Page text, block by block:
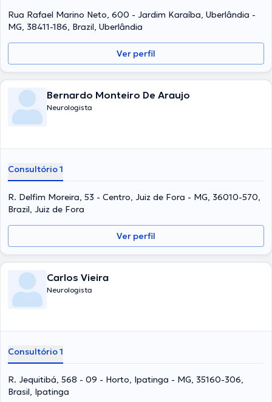
Rua Rafael Marino Neto, 600 - Jardim Karaíba, Uberlândia -
MG, 38411-186, Brazil, Uberlândia
Ver perfil
Bernardo Monteiro De Araujo
Neurologista
Consultório 1
R. Delfim Moreira, 53 - Centro, Juiz de Fora - MG, 36010-570,
Brazil, Juiz de Fora
Ver perfil
Carlos Vieira
Neurologista
Consultório 1
R. Jequitibá, 568 - 09 - Horto, Ipatinga - MG, 35160-306,
Brasil, Ipatinga